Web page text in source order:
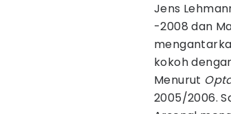
Jens
-2008 dan
kokoh
Menurut
2005/2006.